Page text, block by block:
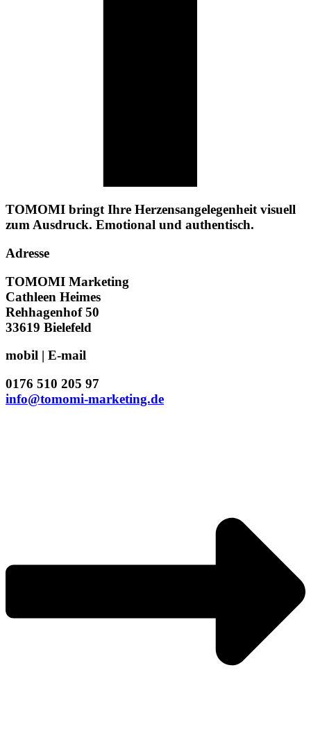
TOMOMI bringt Ihre Herzensangelegenheit visuell
zum Ausdruck. Emotional und authentisch.
Adresse
TOMOMI Marketing
Cathleen Heimes
Rehhagenhof 50
33619 Bielefeld
mobil | E-mail
0176 510 205 97
info@tomomi-marketing.de